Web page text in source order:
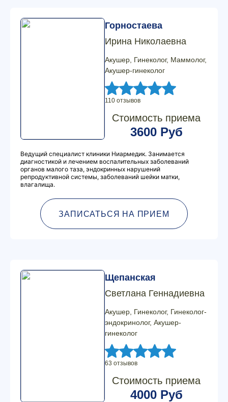
Горностаева
Ирина Николаевна
Акушер, Гинеколог, Маммолог,
Акушер-гинеколог
110 отзывов
Стоимость приема
3600 Руб
Ведущий специалист клиники Ниармедик. Занимается
диагностикой и лечением воспалительных заболеваний
органов малого таза, эндокринных нарушений
репродуктивной системы, заболеваний шейки матки,
влагалища.
ЗАПИСАТЬСЯ НА ПРИЕМ
Щепанская
Светлана Геннадиевна
Акушер, Гинеколог, Гинеколог-
эндокринолог, Акушер-
гинеколог
63 отзывов
Стоимость приема
4000 Руб